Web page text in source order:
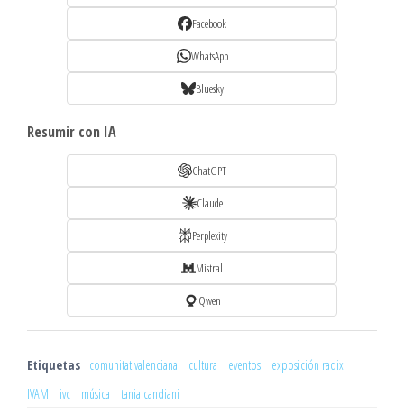
Facebook
WhatsApp
Bluesky
Resumir con IA
ChatGPT
Claude
Perplexity
Mistral
Qwen
Etiquetas comunitat valenciana cultura eventos
exposición radix
IVAM
ivc música tania candiani